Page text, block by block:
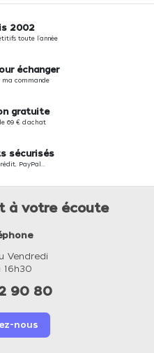
2002
toute l'année
échanger
ma commande
gratuite
69 € d'achat
sécurisés
PayPal...
à votre écoute
Vendredi
16h30
90 80
nous